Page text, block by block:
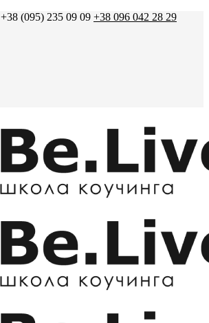
+38 (095) 235 09 09 +38 096 042 28 29